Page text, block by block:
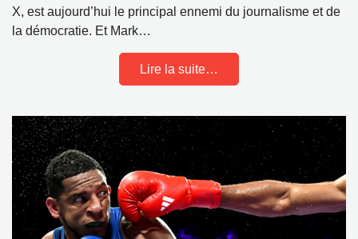
X, est aujourd’hui le principal ennemi du journalisme et de
la démocratie. Et Mark…
Lire la suite…